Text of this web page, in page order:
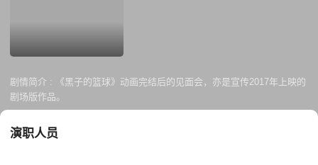
剧情简介 :
《黑子的篮球》动画完结后的见面会，亦是宣传2017年上映的
剧场版作品。
演职人员